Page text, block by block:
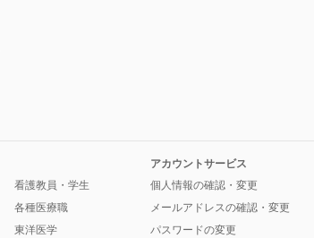
看護教員・学生
各種医療職
東洋医学
アカウントサービス
個人情報の確認・変更
メールアドレスの確認・変更
パスワードの変更